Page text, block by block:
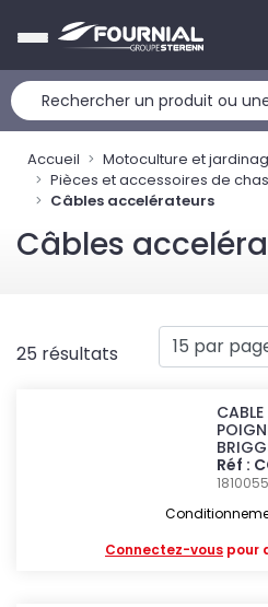
Accueil
Motoculture et
Pièces et accessoires de
Câbles accelérateurs
Câbles
25 résultats
Réf :
Connectez-vous pour